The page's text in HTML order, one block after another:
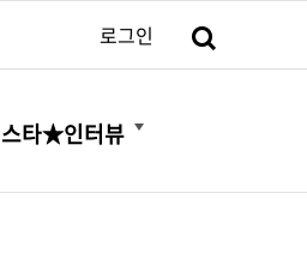
로그인
스타★인터뷰
더보기